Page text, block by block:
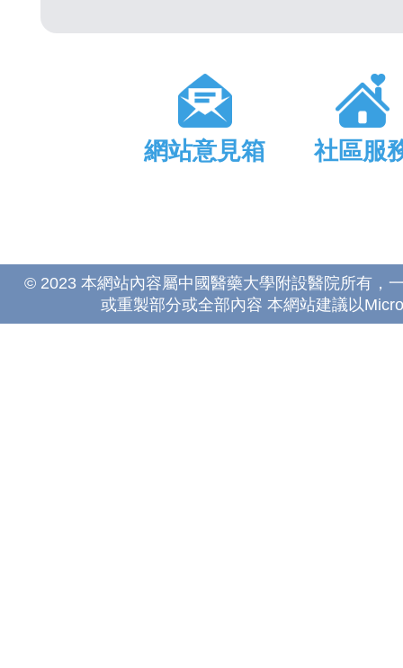
網站意見箱 社區服
© 2023 本網站內容屬中國醫藥大學附設醫院所有，
或重製部分或全部內容 本網站建議以